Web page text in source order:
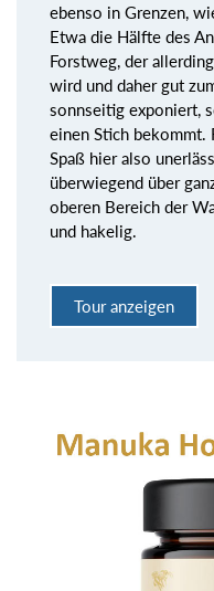
ebenso in Grenzen,
Etwa die Hälfte des
Forstweg, der
wird und daher gut
sonnseitig exponiert,
einen Stich bekommt.
Spaß hier also
überwiegend über
oberen Bereich der
und hakelig.
Tour anzeigen